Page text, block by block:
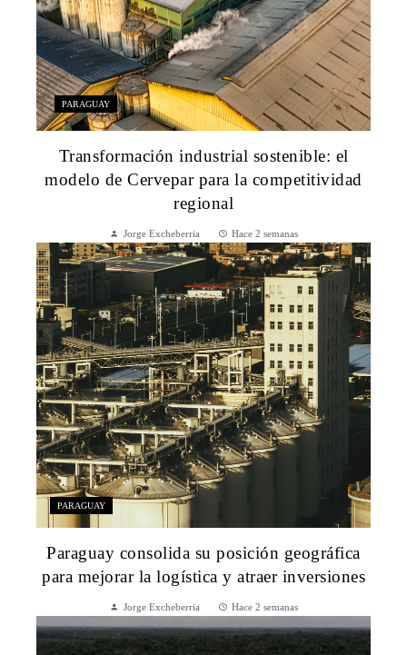
PARAGUAY
Transformación industrial sostenible: el
modelo de Cervepar para la competitividad
regional
Jorge Excheberria Hace 2 semanas
PARAGUAY
Paraguay consolida su posición geográfica
para mejorar la logística y atraer inversiones
Jorge Excheberria Hace 2 semanas